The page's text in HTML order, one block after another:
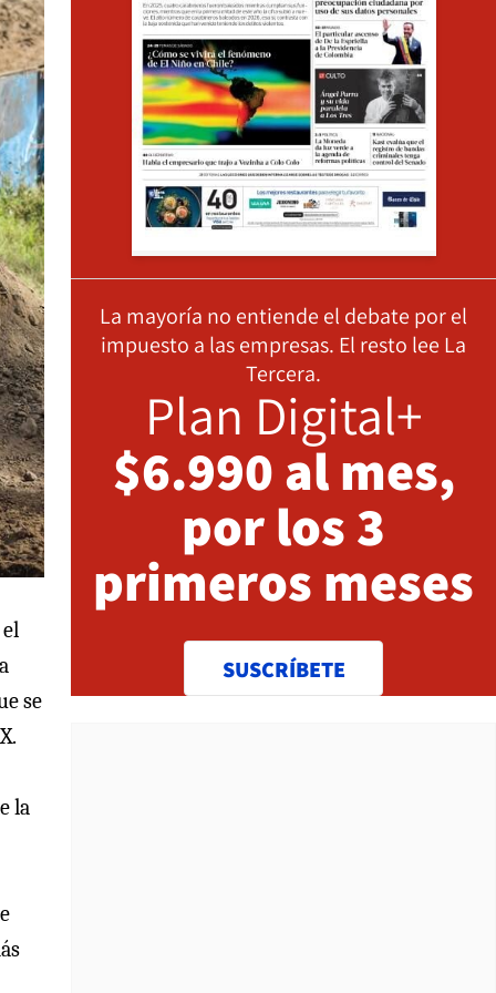
se
la
La mayoría no entiende el debate por el
impuesto a las empresas. El resto lee La
Tercera.
Plan Digital+
$6.990 al mes,
por los 3
primeros meses
SUSCRÍBETE